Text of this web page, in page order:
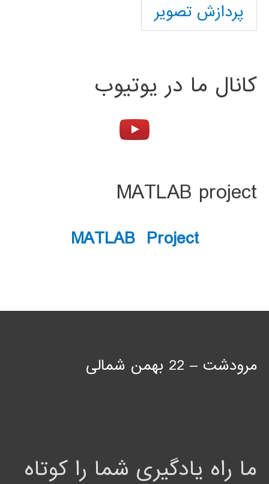
پردازش تصویر
کانال ما در یوتیوب
MATLAB project
MATLAB Project
مرودشت – 22 بهمن شمالی
ما راه یادگیری شما را کوتاه